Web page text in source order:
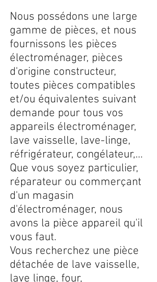
Nous possédons une large
gamme de pièces, et nous
fournissons les pièces
électroménager, pièces
d'origine constructeur,
toutes pièces compatibles
et/ou équivalentes suivant
demande pour tous vos
appareils électroménager,
lave vaisselle, lave-linge,
réfrigérateur, congélateur,...
Que vous soyez particulier,
réparateur ou commerçant
d'un magasin
d'électroménager, nous
avons la pièce appareil qu'il
vous faut.
Vous recherchez une pièce
détachée de lave vaisselle,
lave linge, four,